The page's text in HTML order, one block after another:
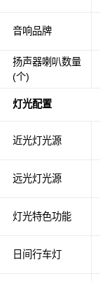
音响品牌
扬声器喇叭数量
(个)
灯光配置
近光灯光源
远光灯光源
灯光特色功能
日间行车灯